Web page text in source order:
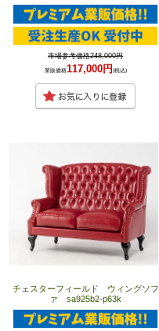
市場参考価格248,000円
業販価格117,000円 (税込)
チェスターフィールド ウィングソフ
ァ sa925b2-p63k